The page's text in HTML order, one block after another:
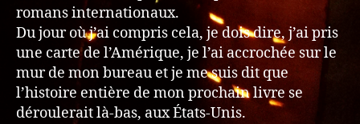
romans internationaux.
Du jour où j’ai compris cela, je dois dire, j’ai pris
une carte de l’Amérique, je l’ai accrochée sur le
mur de mon bureau et je me suis dit que
l’histoire entière de mon prochain livre se
déroulerait là-bas, aux États-Unis.